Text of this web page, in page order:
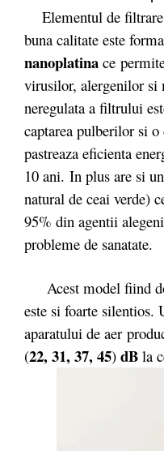
Elementul de
buna calitate este
nanoplatina ce
virusilor, alergenilor si
neregulata a filtrului
captarea pulberilor si
pastreaza eficienta
10 ani. In plus are si
natural de ceai verde)
95% din agentii
probleme de sanatate.
Acest model fiind
este si foarte silentios.
aparatului de aer
(22, 31, 37, 45) dB la